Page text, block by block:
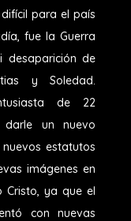
para el país
fue la Guerra
desaparición de
y Soledad.
de 22
darle un nuevo
estatutos
imágenes en
Cristo, ya que el
con nuevas